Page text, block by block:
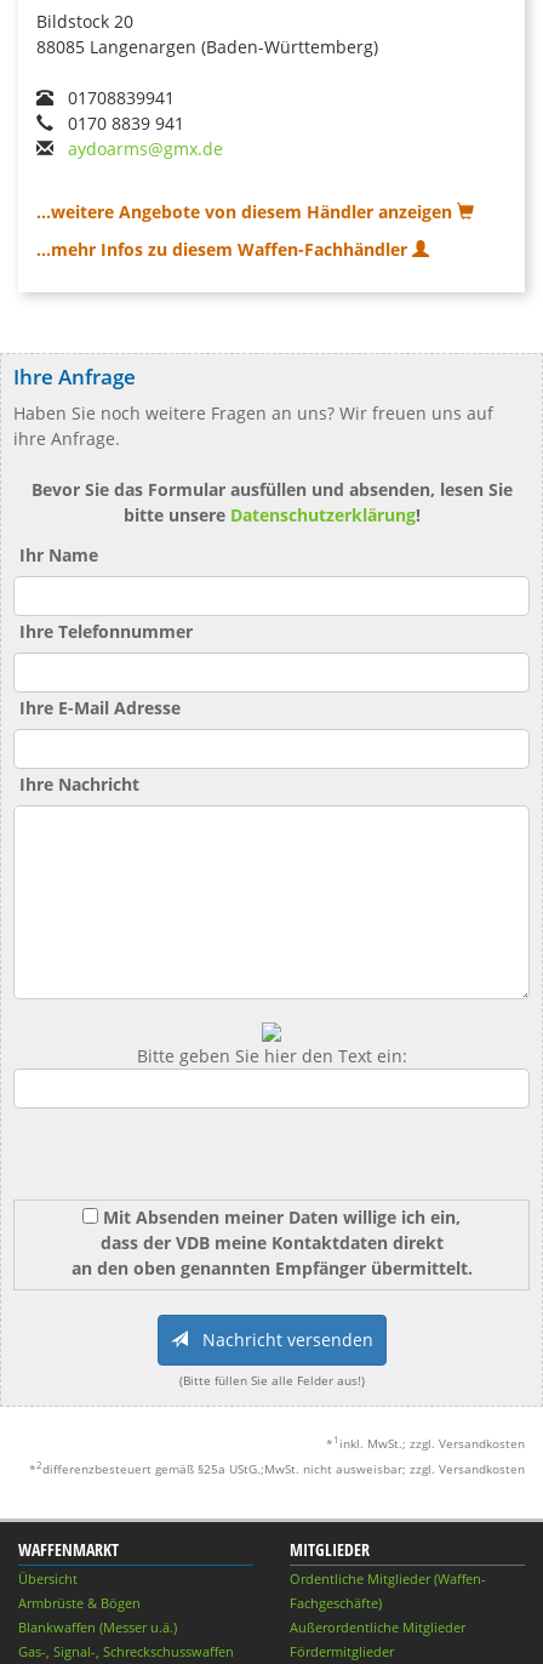
Bildstock 20
88085 Langenargen (Baden-Württemberg)
01708839941
0170 8839 941
aydoarms@gmx.de
...weitere Angebote von diesem Händler anzeigen
...mehr Infos zu diesem Waffen-Fachhändler
Ihre Anfrage
Haben Sie noch weitere Fragen an uns? Wir freuen uns auf
ihre Anfrage.
Bevor Sie das Formular ausfüllen und absenden, lesen Sie
bitte unsere Datenschutzerklärung!
Ihr Name
Ihre Telefonnummer
Ihre E-Mail Adresse
Ihre Nachricht
Bitte geben Sie hier den Text ein:
Mit Absenden meiner Daten willige ich ein,
dass der VDB meine Kontaktdaten direkt
an den oben genannten Empfänger übermittelt.
Nachricht versenden
(Bitte füllen Sie alle Felder aus!)
* 1 inkl. MwSt.; zzgl. Versandkosten
*2differenzbesteuert gemäß §25a UStG.;MwSt. nicht ausweisbar; zzgl. Versandkosten
WAFFENMARKT
Übersicht
Armbrüste & Bögen
Blankwaffen (Messer u.ä.)
Gas-, Signal-, Schreckschusswaffen
MITGLIEDER
Ordentliche Mitglieder (Waffen-
Fachgeschäfte)
Außerordentliche Mitglieder
Fördermitglieder